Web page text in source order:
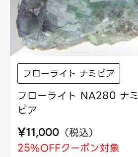
フローライト ナミビア
フローライト NA280 ナミ
ビア
¥11,000 （税込）
25%OFFクーポン対象